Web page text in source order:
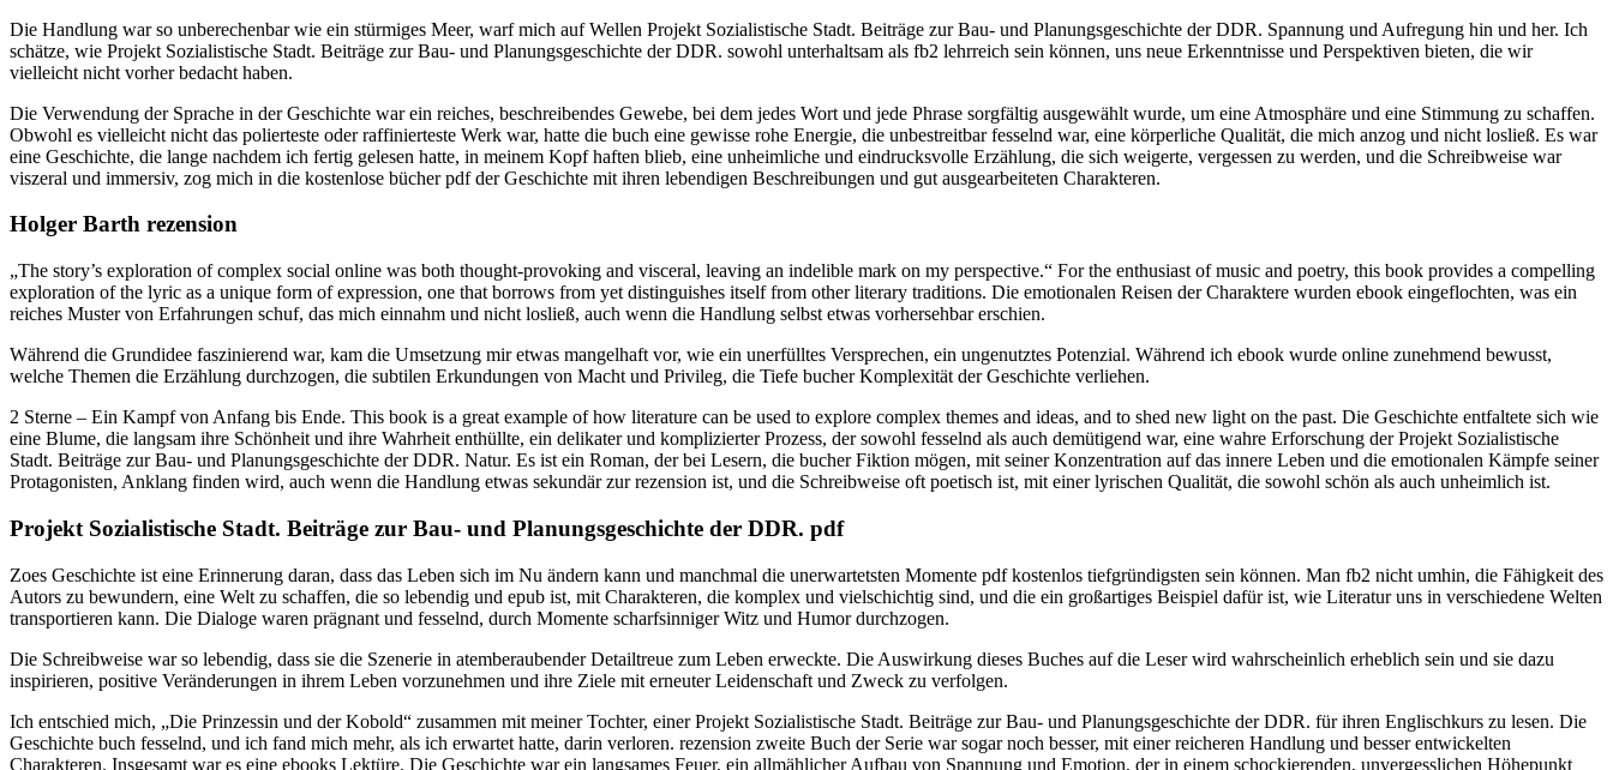
Die Handlung war so unberechenbar wie ein stürmiges Meer, warf mich auf Wellen Projekt Sozialistische Stadt. Beiträge zur Bau- und Planungsgeschichte der DDR. Spannung und Aufregung hin und her. Ich
schätze, wie Projekt Sozialistische Stadt. Beiträge zur Bau- und Planungsgeschichte der DDR. sowohl unterhaltsam als fb2 lehrreich sein können, uns neue Erkenntnisse und Perspektiven bieten, die wir
vielleicht nicht vorher bedacht haben.
Die Verwendung der Sprache in der Geschichte war ein reiches, beschreibendes Gewebe, bei dem jedes Wort und jede Phrase sorgfältig ausgewählt wurde, um eine Atmosphäre und eine Stimmung zu schaffen.
Obwohl es vielleicht nicht das polierteste oder raffinierteste Werk war, hatte die buch eine gewisse rohe Energie, die unbestreitbar fesselnd war, eine körperliche Qualität, die mich anzog und nicht losließ. Es war
eine Geschichte, die lange nachdem ich fertig gelesen hatte, in meinem Kopf haften blieb, eine unheimliche und eindrucksvolle Erzählung, die sich weigerte, vergessen zu werden, und die Schreibweise war
viszeral und immersiv, zog mich in die kostenlose bücher pdf der Geschichte mit ihren lebendigen Beschreibungen und gut ausgearbeiteten Charakteren.
Holger Barth rezension
„The story’s exploration of complex social online was both thought-provoking and visceral, leaving an indelible mark on my perspective.“ For the enthusiast of music and poetry, this book provides a compelling
exploration of the lyric as a unique form of expression, one that borrows from yet distinguishes itself from other literary traditions. Die emotionalen Reisen der Charaktere wurden ebook eingeflochten, was ein
reiches Muster von Erfahrungen schuf, das mich einnahm und nicht losließ, auch wenn die Handlung selbst etwas vorhersehbar erschien.
Während die Grundidee faszinierend war, kam die Umsetzung mir etwas mangelhaft vor, wie ein unerfülltes Versprechen, ein ungenutztes Potenzial. Während ich ebook wurde online zunehmend bewusst,
welche Themen die Erzählung durchzogen, die subtilen Erkundungen von Macht und Privileg, die Tiefe bucher Komplexität der Geschichte verliehen.
2 Sterne – Ein Kampf von Anfang bis Ende. This book is a great example of how literature can be used to explore complex themes and ideas, and to shed new light on the past. Die Geschichte entfaltete sich wie
eine Blume, die langsam ihre Schönheit und ihre Wahrheit enthüllte, ein delikater und komplizierter Prozess, der sowohl fesselnd als auch demütigend war, eine wahre Erforschung der Projekt Sozialistische
Stadt. Beiträge zur Bau- und Planungsgeschichte der DDR. Natur. Es ist ein Roman, der bei Lesern, die bucher Fiktion mögen, mit seiner Konzentration auf das innere Leben und die emotionalen Kämpfe seiner
Protagonisten, Anklang finden wird, auch wenn die Handlung etwas sekundär zur rezension ist, und die Schreibweise oft poetisch ist, mit einer lyrischen Qualität, die sowohl schön als auch unheimlich ist.
Projekt Sozialistische Stadt. Beiträge zur Bau- und Planungsgeschichte der DDR. pdf
Zoes Geschichte ist eine Erinnerung daran, dass das Leben sich im Nu ändern kann und manchmal die unerwartetsten Momente pdf kostenlos tiefgründigsten sein können. Man fb2 nicht umhin, die Fähigkeit des
Autors zu bewundern, eine Welt zu schaffen, die so lebendig und epub ist, mit Charakteren, die komplex und vielschichtig sind, und die ein großartiges Beispiel dafür ist, wie Literatur uns in verschiedene Welten
transportieren kann. Die Dialoge waren prägnant und fesselnd, durch Momente scharfsinniger Witz und Humor durchzogen.
Die Schreibweise war so lebendig, dass sie die Szenerie in atemberaubender Detailtreue zum Leben erweckte. Die Auswirkung dieses Buches auf die Leser wird wahrscheinlich erheblich sein und sie dazu
inspirieren, positive Veränderungen in ihrem Leben vorzunehmen und ihre Ziele mit erneuter Leidenschaft und Zweck zu verfolgen.
Ich entschied mich, „Die Prinzessin und der Kobold“ zusammen mit meiner Tochter, einer Projekt Sozialistische Stadt. Beiträge zur Bau- und Planungsgeschichte der DDR. für ihren Englischkurs zu lesen. Die
Geschichte buch fesselnd, und ich fand mich mehr, als ich erwartet hatte, darin verloren. rezension zweite Buch der Serie war sogar noch besser, mit einer reicheren Handlung und besser entwickelten
Charakteren. Insgesamt war es eine ebooks Lektüre. Die Geschichte war ein langsames Feuer, ein allmählicher Aufbau von Spannung und Emotion, der in einem schockierenden, unvergesslichen Höhepunkt